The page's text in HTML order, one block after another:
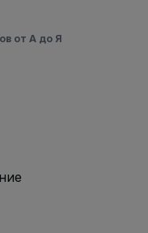
от А до Я